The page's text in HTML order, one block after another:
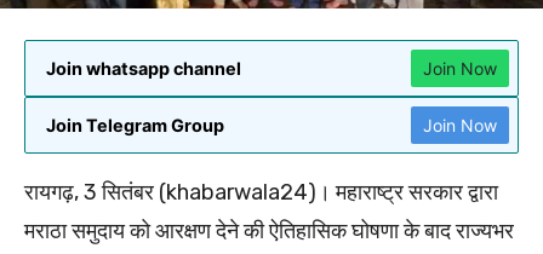
Join whatsapp channel Join Now
Join Telegram Group Join Now
रायगढ़, 3 सितंबर (khabarwala24)। महाराष्ट्र सरकार द्वारा
मराठा समुदाय को आरक्षण देने की ऐतिहासिक घोषणा के बाद राज्यभर